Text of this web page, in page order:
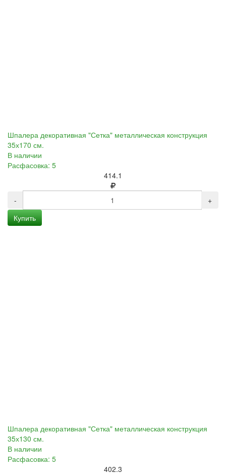
Шпалера декоративная "Сетка" металлическая конструкция
35х170 см.
В наличии
Расфасовка: 5
414.1
-
+
Купить
Шпалера декоративная "Сетка" металлическая конструкция
35х130 см.
В наличии
Расфасовка: 5
402.3